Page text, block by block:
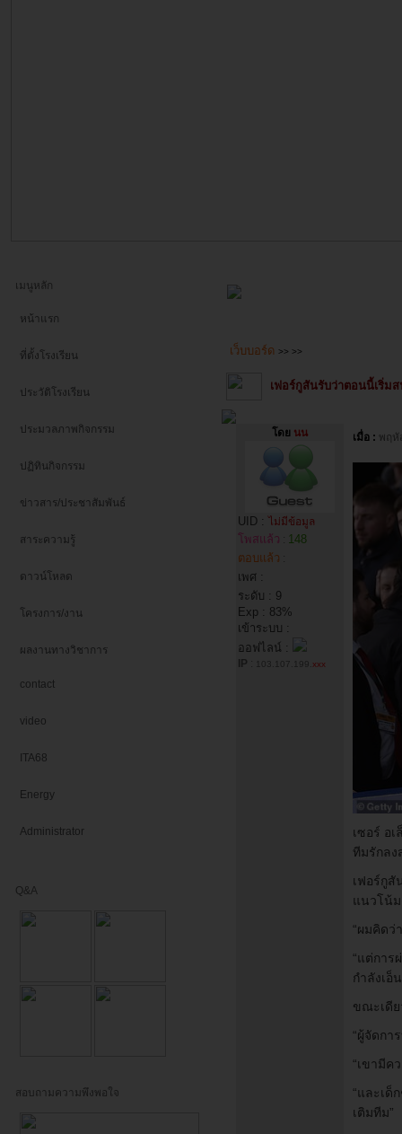
เมนูหลัก
หน้าแรก
ที่ตั้งโรงเรียน
ประวัติโรงเรียน
ประมวลภาพกิจกรรม
ปฏิทินกิจกรรม
ข่าวสาร/ประชาสัมพันธ์
สาระความรู้
ดาวน์โหลด
โครงการ/งาน
ผลงานทางวิชาการ
contact
video
ITA68
Energy
Administrator
Q&A
สอบถามความพึงพอใจ
เว็บบอร์ด >> >>
เฟอร์กูสันรับว่าตอนนี้เริ่
โดย นน
UID : ไม่มีข้อมูล
โพสแล้ว : 148
ตอบแล้ว :
เพศ :
ระดับ : 9
Exp : 83%
เข้าระบบ :
ออฟไลน์ :
IP : 103.107.199. xxx
เมื่อ : พฤหั
เซอร์ อ
ทีมรักล
เฟอร์กู
แนวโน้
“ผมคิดว่
“แต่กา
กำลังเอ็
ขณะเดีย
“ผู้จัดกา
“เขามีค
“และเด็
เติมทีม”